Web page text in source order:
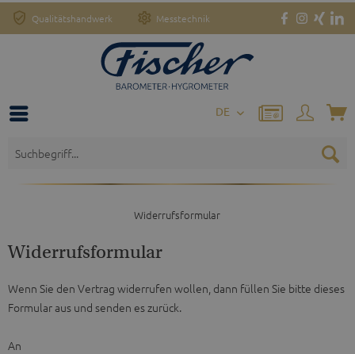
Qualitätshandwerk Messtechnik
DE
Widerrufsformular
Widerrufsformular
Wenn Sie den Vertrag widerrufen wollen, dann füllen Sie bitte dieses
Formular aus und senden es zurück.
An